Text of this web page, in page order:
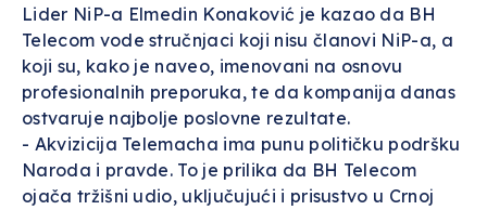
Lider NiP-a Elmedin Konaković je kazao da BH
Telecom vode stručnjaci koji nisu članovi NiP-a, a
koji su, kako je naveo, imenovani na osnovu
profesionalnih preporuka, te da kompanija danas
ostvaruje najbolje poslovne rezultate.
- Akvizicija Telemacha ima punu političku podršku
Naroda i pravde. To je prilika da BH Telecom
ojača tržišni udio, uključujući i prisustvo u Crnoj